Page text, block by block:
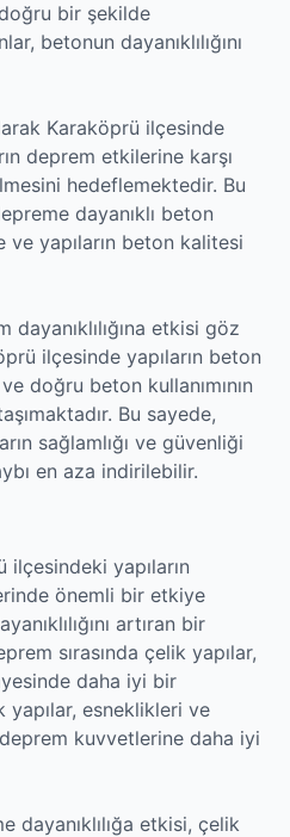
bir şekilde
betonun dayanıklılığını
Karaköprü ilçesinde
deprem etkilerine karşı
hedeflemektedir. Bu
dayanıklı beton
ve yapıların beton kalitesi
dayanıklılığına etkisi göz
ilçesinde yapıların beton
doğru beton kullanımının
Bu sayede,
sağlamlığı ve güvenliği
en aza indirilebilir.
ilçesindeki yapıların
önemli bir etkiye
artıran bir
sırasında çelik yapılar,
daha iyi bir
esneklikleri ve
deprem kuvvetlerine daha iyi
dayanıklılığa etkisi, çelik